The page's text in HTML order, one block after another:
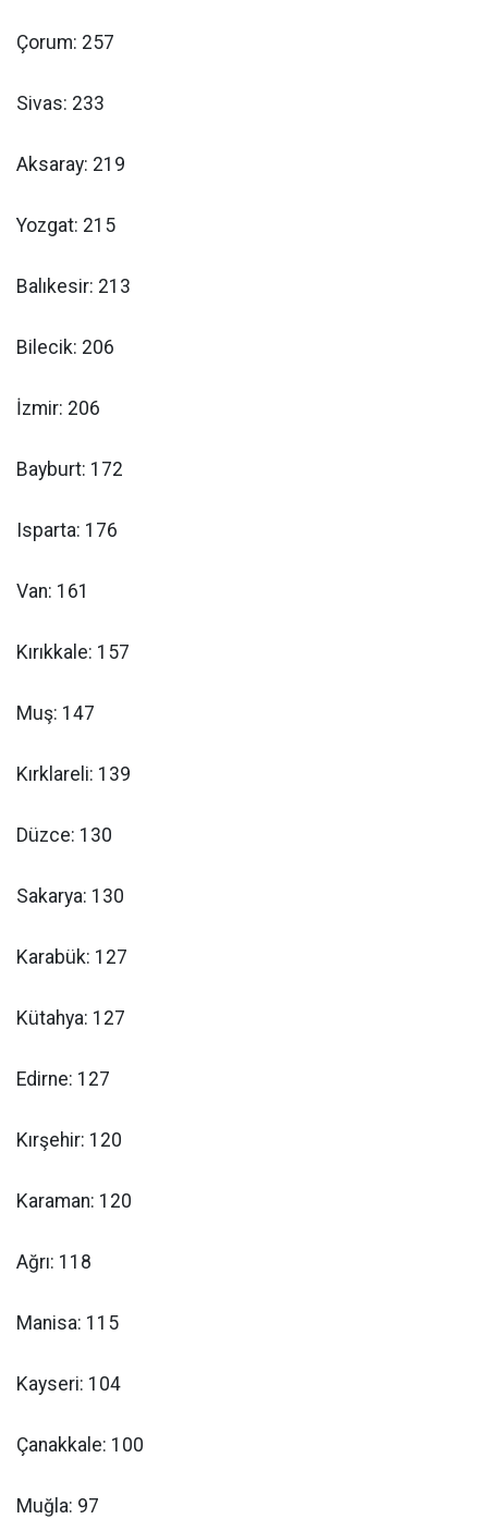
Çorum: 257
Sivas: 233
Aksaray: 219
Yozgat: 215
Balıkesir: 213
Bilecik: 206
İzmir: 206
Bayburt: 172
Isparta: 176
Van: 161
Kırıkkale: 157
Muş: 147
Kırklareli: 139
Düzce: 130
Sakarya: 130
Karabük: 127
Kütahya: 127
Edirne: 127
Kırşehir: 120
Karaman: 120
Ağrı: 118
Manisa: 115
Kayseri: 104
Çanakkale: 100
Muğla: 97